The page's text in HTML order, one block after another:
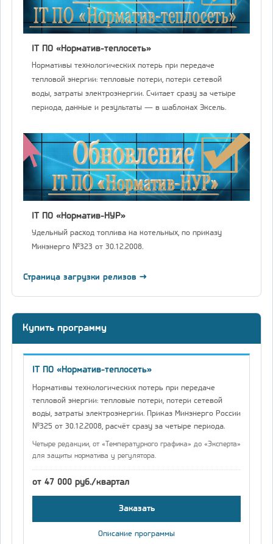
IT ПО «Норматив-теплосеть»
Нормативы технологических потерь при передаче
тепловой энергии: тепловые потери, потери сетевой
воды, затраты электроэнергии. Считает сразу за четыре
периода, данные и результаты — в шаблонах Эксель.
IT ПО «Норматив-НУР»
Удельный расход топлива на котельных, по приказу
Минэнерго №323 от 30.12.2008.
Страница загрузки релизов →
Купить программу
IT ПО «Норматив-теплосеть»
Нормативы технологических потерь при передаче
тепловой энергии: тепловые потери, потери сетевой
воды, затраты электроэнергии. Приказ Минэнерго России
№325 от 30.12.2008, расчёт сразу за четыре периода.
Четыре редакции, от «Температурного графика» до «Эксперта»
для защиты норматива у регулятора.
от 47 000 руб./квартал
Заказать
Описание программы